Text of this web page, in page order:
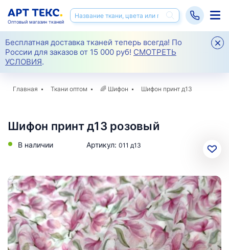
Бесплатная доставка тканей теперь всегда! По
России для заказов от 15 000 руб! СМОТРЕТЬ
УСЛОВИЯ.
Оптовый магазин тканей
Главная Ткани оптом 🌈 Шифон Шифон принт д13
Шифон принт д13 розовый
В наличии Артикул: 011 д13